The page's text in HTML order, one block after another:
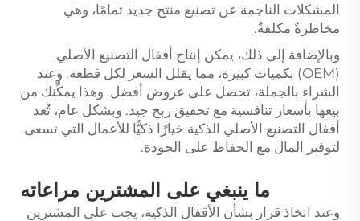
المشكلات الناجمة عن تصنيع منتج جديد تمامًا، وهي
مخاطرةٌ مكلفةٌ.
وبالإضافة إلى ذلك، يمكن إنتاج أقفال التصنيع الأصلي
(OEM) بكميات كبيرة، مما يقلل السعر لكل قطعة. وعند
الشراء بالجملة، تحصل على عروض أفضل. وهذا يمكِّنك من
بيعها بأسعار تنافسية مع تحقيق ربح جيد. وبشكل عام، تُعد
أقفال التصنيع الأصلي الذكية خيارًا ذكيًّا للأعمال التي تسعى
لتوفير المال مع الحفاظ على الجودة.
ما ينبغي على المشترين مراعاته
وعند اتخاذ قرار بشأن الأقفال الذكية، يجب على المشترين